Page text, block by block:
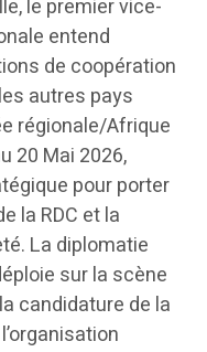
le premier vice-
entend
de coopération
autres pays
régionale/Afrique
20 Mai 2026,
pour porter
la RDC et la
La diplomatie
sur la scène
candidature de la